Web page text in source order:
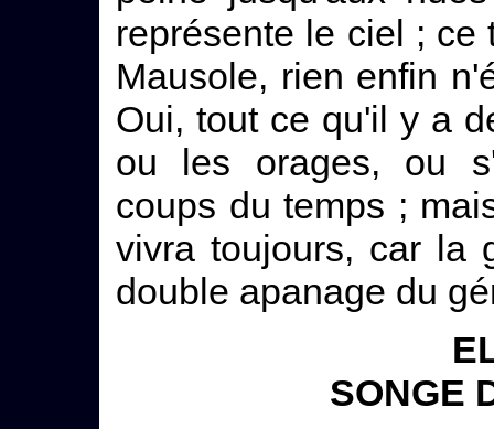
représente le ciel ; ce
Mausole, rien enfin
Oui, tout ce qu'il y a
ou les orages, ou
coups du temps ;
vivra toujours, car la
double apanage du
SONGE